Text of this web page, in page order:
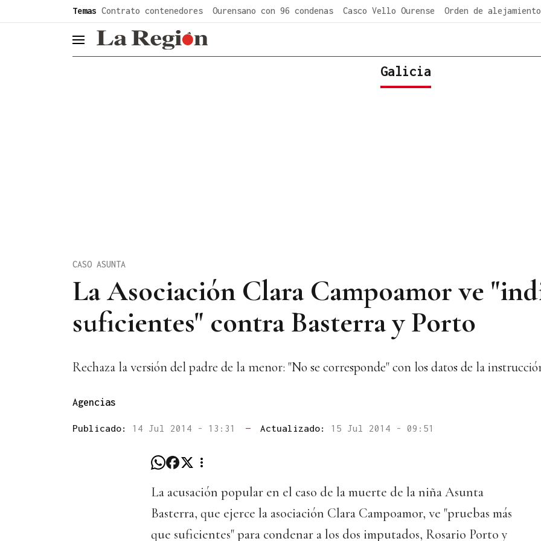
Temas Contrato contenedores Ourensano con 96 condenas Casco Vello Ourense Orden de
header.menu.open
Galicia
La Asociación Clara Campoamor ve
suficientes" contra Basterra y Porto
CASO ASUNTA
Rechaza la versión del padre de la menor: "No se corresponde" con los datos de la
Agencias
Publicado: 14 Jul 2014 - 13:31 — Actualizado: 15 Jul 2014 - 09:51
La acusación popular en el caso de la muerte de la niña Asunta
Basterra, que ejerce la asociación Clara Campoamor, ve "pruebas más
que suficientes" para condenar a los dos imputados, Rosario Porto y